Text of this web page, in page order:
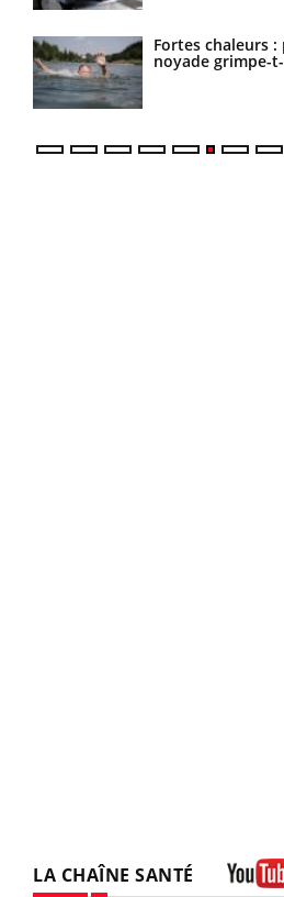
Fortes chaleurs
noyade grimpe-
LA CHAÎNE SANTÉ